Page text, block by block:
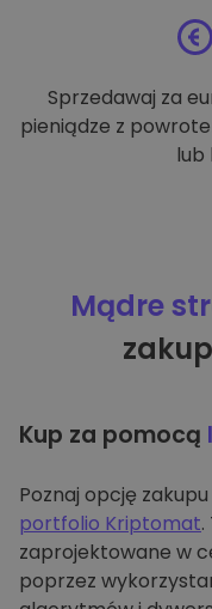
Sprzedawaj za
pieniądze z
lub
Mądre
Kup za pomocą
Poznaj opcję
portfolio Kriptomat
zaprojektowane w
poprzez